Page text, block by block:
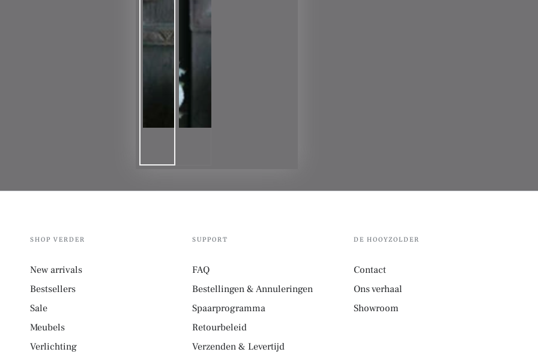
SHOP VERDER
New arrivals
Bestsellers
Sale
Meubels
Verlichting
SUPPORT
FAQ
Bestellingen & Annuleringen
Spaarprogramma
Retourbeleid
Verzenden & Levertijd
DE HOOYZOLDER
Contact
Ons verhaal
Showroom